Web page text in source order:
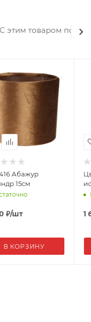
С этим товаром
Абажур
15см
₽/шт
В КОРЗИНУ
1